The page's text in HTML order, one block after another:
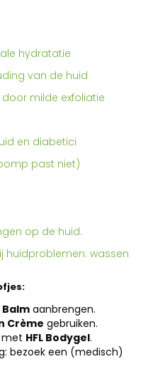
hydratatie
van de huid
milde exfoliatie
en diabetici
past niet)
op de huid.
huidproblemen: wassen
Balm aanbrengen.
Crème gebruiken.
met HFL Bodygel.
bezoek een (medisch)